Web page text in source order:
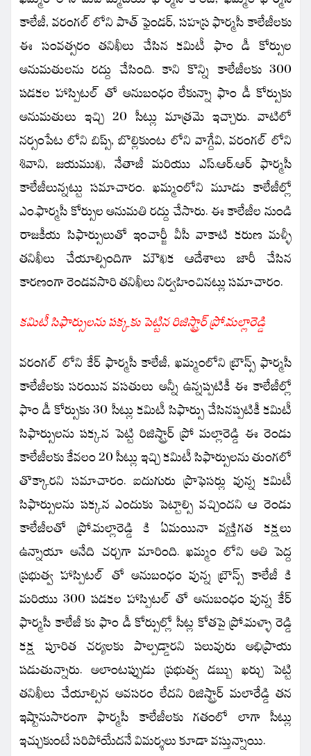
కాలేజీ, వరంగల్ లోని పాత్ ఫైండర్, సహస్ర ఫార్మసీ కాలేజీలకు
ఈ సంవత్సరం తనిఖీలు చేసిన కమిటీ ఫాం డీ కోర్సుల
అనుమతులను రద్దు చేసింది. కాని కొన్ని కాలేజీలకు 300
పడకల హాస్పిటల్ తో అనుబంధం లేకున్నా ఫాం డీ కోర్సుకు
అనుమతులు ఇచ్చి 20 సీట్లు మాత్రమె ఇచ్చారు. వాటిలో
నర్సంపేట లోని బిప్స్, బొల్లికుంట లోని వాగ్దేవి, వరంగల్ లోని
శివాని, జయముఖి, నేతాజీ మరియు ఎస్.ఆర్.ఆర్ ఫార్మసీ
కాలేజీలున్నట్టు సమాచారం. ఖమ్మంలోని మూడు కాలేజీల్లో
ఎం.ఫార్మసీ కోర్సుల అనుమతి రద్దు చేసారు. ఈ కాలేజీల నుండి
రాజకీయ సిఫార్సులుతో ఇంచార్జీ వీసీ వాకాటి కరుణ మళ్ళీ
తనిఖీలు చేయాల్సిందిగా మౌఖిక ఆదేశాలు జారీ చేసిన
కారణంగా రెండవసారి తనిఖీలు నిర్వహించినట్లు సమాచారం.
కమిటీ సిఫార్సులను పక్కకు పెట్టిన రిజిస్ట్రార్ ప్రో.మల్లారెడ్డి
వరంగల్ లోని కేర్ ఫార్మసీ కాలేజీ, ఖమ్మంలోని బ్రౌన్స్ ఫార్మసీ
కాలేజీలకు సరయిన వసతులు అన్నీ ఉన్నప్పటికీ ఈ కాలేజీల్లో
ఫాం డీ కోర్సుకు 30 సీట్లు కమిటీ సిఫార్సు చేసినప్పటికీ కమిటీ
సిఫార్సులను పక్కన పెట్టి రిజిస్ట్రార్ ప్రో మల్లారెడ్డి ఈ రెండు
కాలేజీలకు కేవలం 20 సీట్లు ఇచ్చి కమిటీ సిఫార్సులను తుంగలో
తొక్కారని సమాచారం. ఐదుగురు ప్రొఫెసర్లు వున్న కమిటీ
సిఫార్సులను పక్కన ఎందుకు పెట్టాల్సి వచ్చిందని ఆ రెండు
కాలేజీలతో ప్రో.మల్లారెడ్డి కి ఏమయినా వ్యక్తిగత కక్షలు
ఉన్నాయా అనేది చర్చగా మారింది. ఖమ్మం లోని అతి పెద్ద
ప్రభుత్వ హాస్పిటల్ తో అనుబంధం వున్న బ్రౌన్స్ కాలేజీ కి
మరియు 300 పడకల హాస్పిటల్ తో అనుబంధం వున్న కేర్
ఫార్మసీ కాలేజీ కు ఫాం డీ కోర్సుల్లో సీట్ల కోతపై ప్రో.మళ్ళా రెడ్డి
కక్ష పూరిత చర్యలకు పాల్పడ్డారని పలువురు అభిప్రాయ
పడుతున్నారు. అలాంటప్పుడు ప్రభుత్వ డబ్బు ఖర్చు పెట్టి
తనిఖీలు చేయాల్సిన అవసరం లేదని రిజిస్ట్రార్ మలారేడ్డి తన
ఇష్టానుసారంగా ఫార్మసీ కాలేజీలకు గతంలో లాగా సీట్లు
ఇచ్చుకుంటే సరిపోయేదనే విమర్శలు కూడా వస్తున్నాయి.